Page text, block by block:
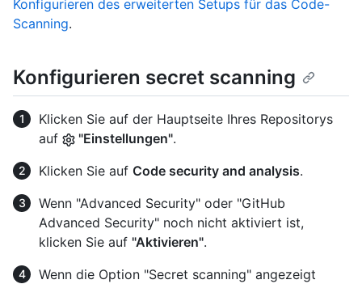
Konfigurieren des erweiterten Setups für das Code-
Scanning.
Konfigurieren secret scanning
Klicken Sie auf der Hauptseite Ihres Repositorys
auf
"Einstellungen".
Klicken Sie auf Code security and analysis.
Wenn "Advanced Security" oder "GitHub
Advanced Security" noch nicht aktiviert ist,
klicken Sie auf "Aktivieren".
Wenn die Option "Secret scanning" angezeigt